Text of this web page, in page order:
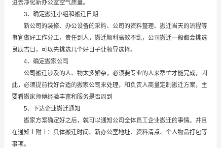
进去净化新办公室空气质量。
3、确定搬迁小组和搬迁日期
新公司的装修、办公设备的采购、公司的资料整理、搬迁当天的流程等
事宜做好工作分工，责任到人，搬迁顺利高效不乱，公司搬迁一般都会挑选
良辰吉日，可以先挑选几个好日子让领导选择。
4、确定搬家公司
公司搬迁涉及的人、物太多繁杂，必须要专业的人来帮忙才能完成，因
此，必须提前找好合适的搬家公司来处理，和负责人商量定制搬迁方案，主
要看搬家师傅经验丰富和服务是否周到
5、下达企业搬迁通知
搬家方案确定好之后，就可以通知公司全体员工企业搬迁的事情。并且
在通知上附上：具体搬迁时间、新办公室地址、资料清点、个人物品打包等
事项。